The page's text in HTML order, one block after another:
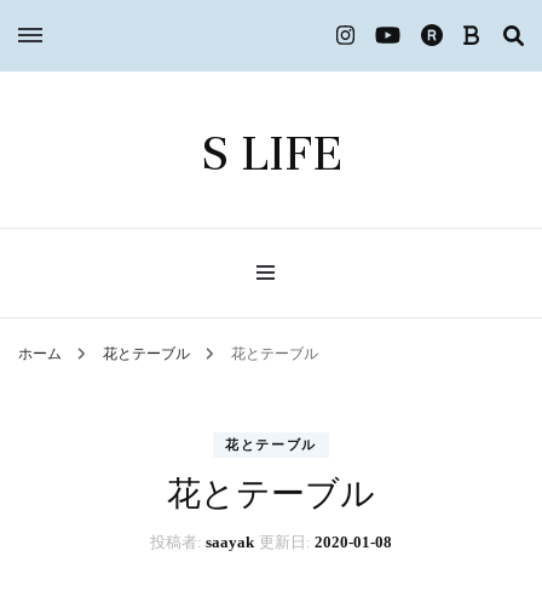
S LIFE
ホーム 花とテーブル 花とテーブル
花とテーブル
花とテーブル
投稿者: saayak 更新日: 2020-01-08